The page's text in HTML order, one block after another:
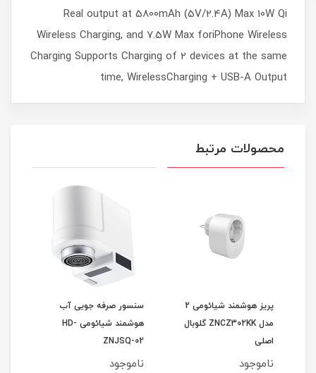
Real output at 5800mAh (5V/2.4A) Max 10W Qi
Wireless Charging, and 7.5W Max foriPhone Wireless
Charging Supports Charging of 2 devices at the same
time, WirelessCharging + USB-A Output
محصولات مرتبط
پریز هوشمند شیائومی 2
مدل ZNCZ302KK گلوبال
اصلی
ناموجود
سنسور صرفه جویی آب
هوشمند شیائومی HD-
ZNJSQ-02
ناموجود